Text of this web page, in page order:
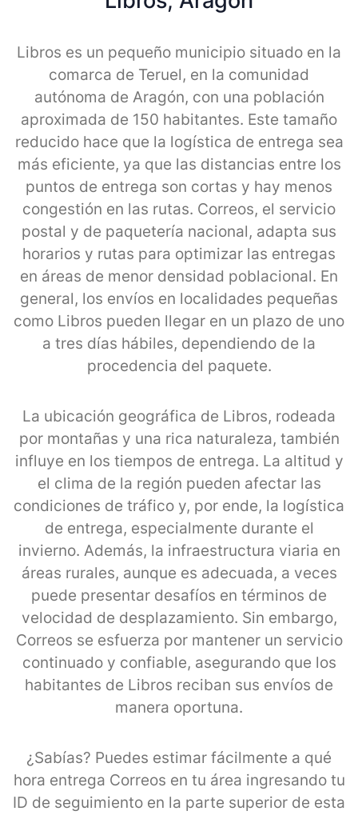
Libros es un pequeño municipio situado en la
comarca de Teruel, en la comunidad
autónoma de Aragón, con una población
aproximada de 150 habitantes. Este tamaño
reducido hace que la logística de entrega sea
más eficiente, ya que las distancias entre los
puntos de entrega son cortas y hay menos
congestión en las rutas. Correos, el servicio
postal y de paquetería nacional, adapta sus
horarios y rutas para optimizar las entregas
en áreas de menor densidad poblacional. En
general, los envíos en localidades pequeñas
como Libros pueden llegar en un plazo de uno
a tres días hábiles, dependiendo de la
procedencia del paquete.
La ubicación geográfica de Libros, rodeada
por montañas y una rica naturaleza, también
influye en los tiempos de entrega. La altitud y
el clima de la región pueden afectar las
condiciones de tráfico y, por ende, la logística
de entrega, especialmente durante el
invierno. Además, la infraestructura viaria en
áreas rurales, aunque es adecuada, a veces
puede presentar desafíos en términos de
velocidad de desplazamiento. Sin embargo,
Correos se esfuerza por mantener un servicio
continuado y confiable, asegurando que los
habitantes de Libros reciban sus envíos de
manera oportuna.
¿Sabías? Puedes estimar fácilmente a qué
hora entrega Correos en tu área ingresando tu
ID de seguimiento en la parte superior de esta